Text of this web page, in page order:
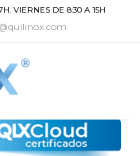
DE 8:30 A 15H